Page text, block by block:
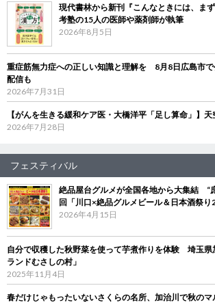
現代書林から新刊『こんなときには、ま
考塾の15人の医師や薬剤師が執筆
2026年8月5日
重症筋無力症への正しい知識と理解を 8月8日広島市
配信も
2026年7月31日
【がんを生きる緩和ケア医・大橋洋平「足し算命」】
2026年7月28日
フェスティバル
絶品屋台グルメが全国各地から大集結 “
回「川口×絶品グルメビール＆日本酒祭
2026年4月15日
自分で収穫した秋野菜を使って芋煮作りを体験 埼玉県
ランドむさしの村」
2025年11月4日
春だけじゃもったいないさくらの名所、加治川で秋のマ